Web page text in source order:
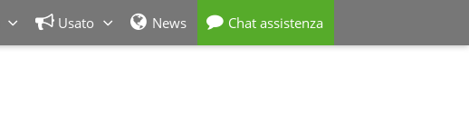
Usato News Chat assistenza